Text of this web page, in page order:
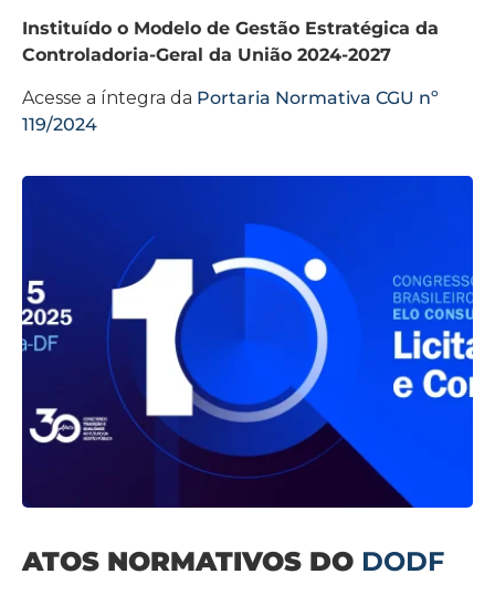
Instituído o Modelo de Gestão Estratégica da
Controladoria-Geral da União 2024-2027
Acesse a íntegra da Portaria Normativa CGU nº
119/2024
ATOS NORMATIVOS DO DODF